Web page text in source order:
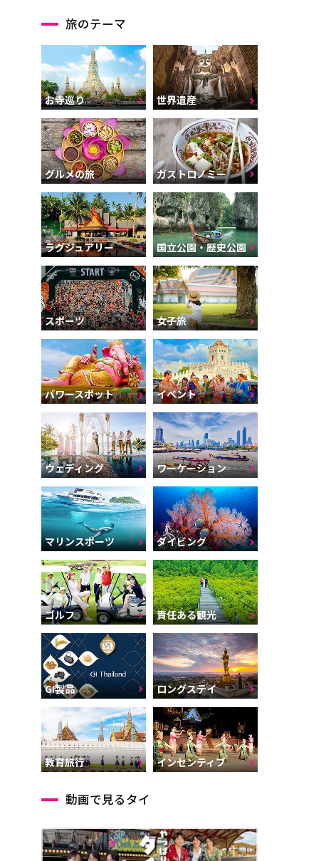
旅のテーマ
お寺巡り 世界遺産
グルメの旅 ガストロノミー
ラグジュアリー 国立公園・歴史公園
スポーツ 女子旅
パワースポット イベント
ウェディング ワーケーション
マリンスポーツ ダイビング
ゴルフ 責任ある観光
GI製品 ロングステイ
教育旅行 インセンティブ
動画で見るタイ